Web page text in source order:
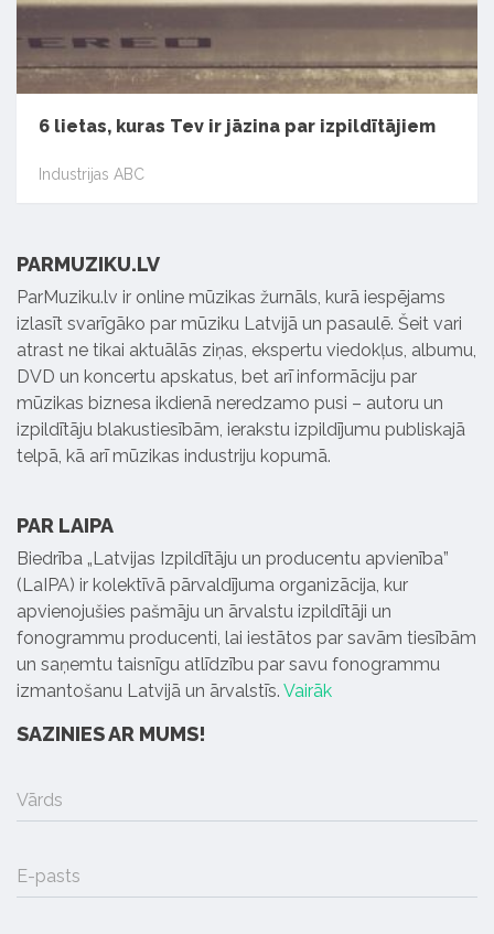
6 lietas, kuras Tev ir jāzina par izpildītājiem
Industrijas ABC
PARMUZIKU.LV
ParMuziku.lv ir online mūzikas žurnāls, kurā iespējams
izlasīt svarīgāko par mūziku Latvijā un pasaulē. Šeit vari
atrast ne tikai aktuālās ziņas, ekspertu viedokļus, albumu,
DVD un koncertu apskatus, bet arī informāciju par
mūzikas biznesa ikdienā neredzamo pusi – autoru un
izpildītāju blakustiesībām, ierakstu izpildījumu publiskajā
telpā, kā arī mūzikas industriju kopumā.
PAR LAIPA
Biedrība „Latvijas Izpildītāju un producentu apvienība”
(LaIPA) ir kolektīvā pārvaldījuma organizācija, kur
apvienojušies pašmāju un ārvalstu izpildītāji un
fonogrammu producenti, lai iestātos par savām tiesībām
un saņemtu taisnīgu atlīdzību par savu fonogrammu
izmantošanu Latvijā un ārvalstīs. Vairāk
SAZINIES AR MUMS!
Vārds
E-pasts